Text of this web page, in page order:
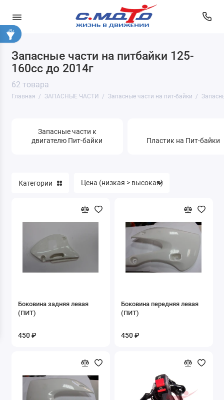
Запасные части на питбайки 125-
160сс до 2014г
62 товара
Главная ЗАПАСНЫЕ ЧАСТИ Запасные части на пит-байки
1.01 Электрооборудование
3. Цепи & Звёзды
5. Ремни вариатора
8.01 Диски колёсные
8.02 Камеры
9. Зеркала
ДВИГАТЕЛИ
Запасные части к двигателю 1P50FMG-C
Запасные части к
двигателю Пит-байки
Пластик на Пит-байки
Категории
Боковина задняя левая
(ПИТ)
450 ₽
Боковина передняя левая
(ПИТ)
450 ₽